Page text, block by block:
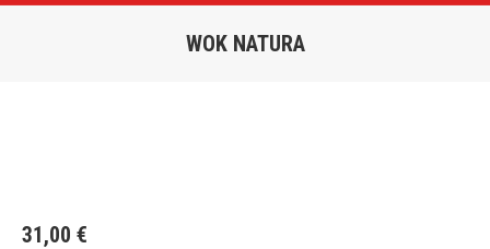
WOK NATURA
31,00 €